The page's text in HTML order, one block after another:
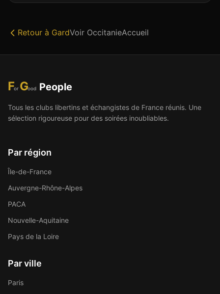
Retour à GardVoir OccitanieAccueil
For Good People
Tous les clubs libertins et échangistes de France réunis. Une
sélection rigoureuse pour des soirées inoubliables.
Par région
Île-de-France
Auvergne-Rhône-Alpes
PACA
Nouvelle-Aquitaine
Pays de la Loire
Par ville
Paris